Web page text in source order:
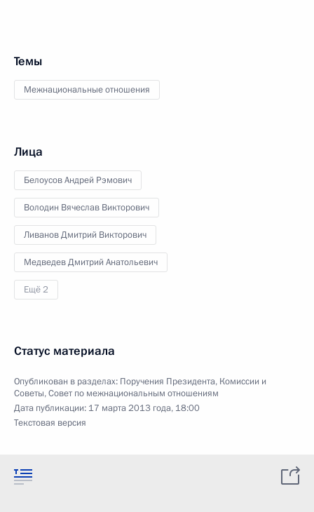
Темы
Межнациональные отношения
Лица
Белоусов Андрей Рэмович
Володин Вячеслав Викторович
Ливанов Дмитрий Викторович
Медведев Дмитрий Анатольевич
Ещё 2
Статус материала
Опубликован в разделах: Поручения Президента, Комиссии и
Советы,Совет по межнациональным отношениям
Дата публикации: 17 марта 2013 года, 18:00
Текстовая версия